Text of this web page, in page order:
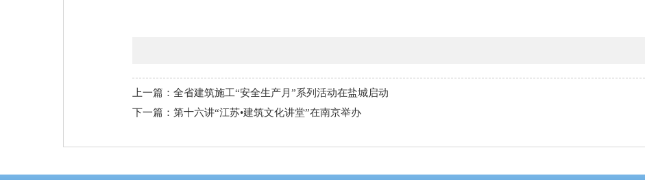
上一篇：全省建筑施工“安全生产月”系列活动在盐城启动
下一篇：第十六讲“江苏•建筑文化讲堂”在南京举办